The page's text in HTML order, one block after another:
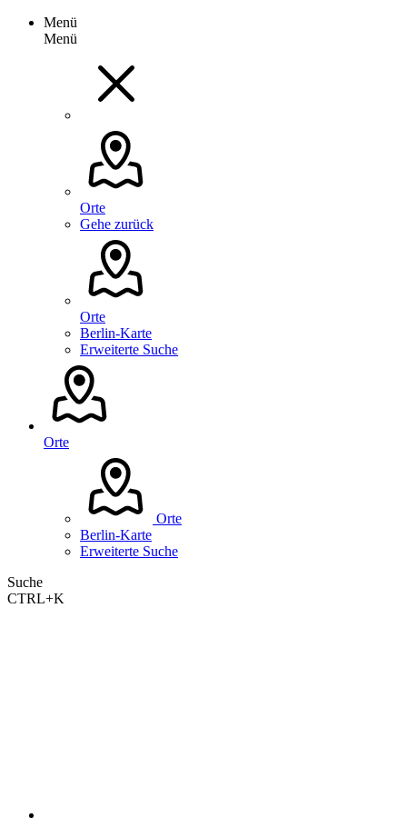
Menü
Menü
Orte
Gehe zurück
Orte
Berlin-Karte
Erweiterte Suche
Orte
Orte
Berlin-Karte
Erweiterte Suche
Suche
CTRL+K